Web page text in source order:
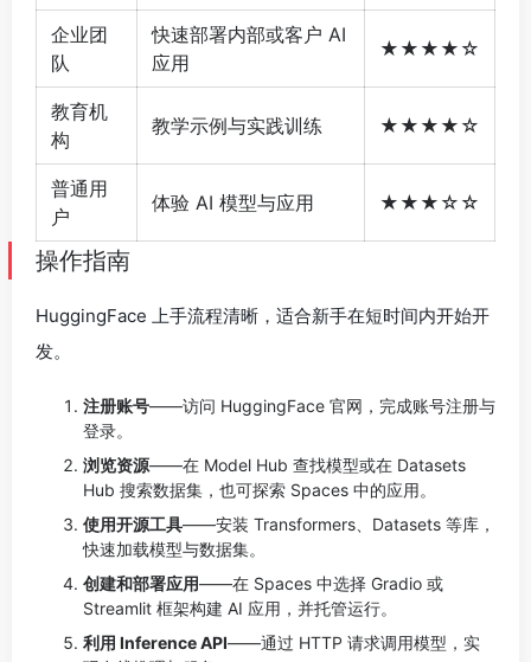
企业团
队
快速部署内部或客户 AI
应用
★★★★☆
教育机
构
教学示例与实践训练 ★★★★☆
普通用
户
体验 AI 模型与应用 ★★★☆☆
操作指南
HuggingFace 上手流程清晰，适合新手在短时间内开始开
发。
注册账号——访问 HuggingFace 官网，完成账号注册与
登录。
浏览资源——在 Model Hub 查找模型或在 Datasets
Hub 搜索数据集，也可探索 Spaces 中的应用。
使用开源工具——安装 Transformers、Datasets 等库，
快速加载模型与数据集。
创建和部署应用——在 Spaces 中选择 Gradio 或
Streamlit 框架构建 AI 应用，并托管运行。
利用 Inference API——通过 HTTP 请求调用模型，实